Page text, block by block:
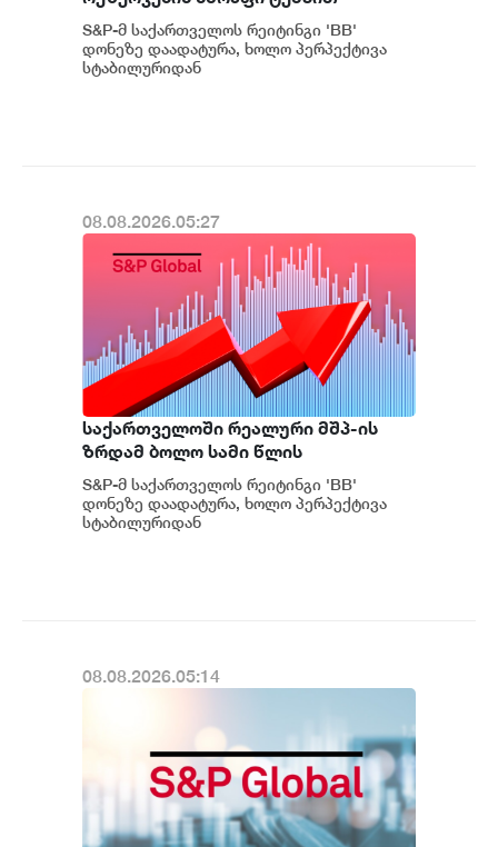
დაგროვება განაგრძო და ივლისში
რეკორდულ ნიშნულს $7.1 მილიარდს
მიაღწია - S&P
S&P-მ საქართველოს რეიტინგი 'BB'
დონეზე დაადატურა, ხოლო პერპექტივა
სტაბილურიდან
08.08.2026.05:27
საქართველოში რეალური მშპ-ის
ზრდამ ბოლო სამი წლის
განმავლობაში საშუალოდ 8.3%
შეადგინა, რაც მსოფლიოში ერთ-
ერთი ყველაზე მაღალი
S&P-მ საქართველოს რეიტინგი 'BB'
დონეზე დაადატურა, ხოლო პერპექტივა
სტაბილურიდან
08.08.2026.05:14